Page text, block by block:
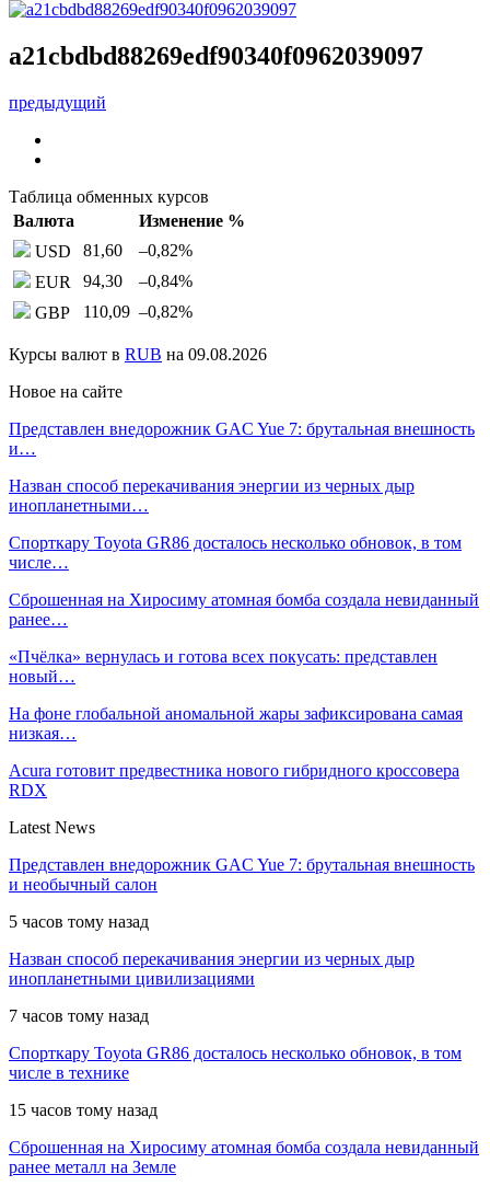
a21cbdbd88269edf90340f0962039097
предыдущий
Таблица обменных курсов
Валюта
Изменение %
USD
81,60 –0,82%
EUR
94,30 –0,84%
GBP
110,09 –0,82%
Курсы валют в RUB на 09.08.2026
Новое на сайте
Представлен внедорожник GAC Yue 7: брутальная внешность
и…
Назван способ перекачивания энергии из черных дыр
инопланетными…
Спорткару Toyota GR86 досталось несколько обновок, в том
числе…
Сброшенная на Хиросиму атомная бомба создала невиданный
ранее…
«Пчёлка» вернулась и готова всех покусать: представлен
новый…
На фоне глобальной аномальной жары зафиксирована самая
низкая…
Acura готовит предвестника нового гибридного кроссовера
RDX
Latest News
Представлен внедорожник GAC Yue 7: брутальная внешность
и необычный салон
5 часов тому назад
Назван способ перекачивания энергии из черных дыр
инопланетными цивилизациями
7 часов тому назад
Спорткару Toyota GR86 досталось несколько обновок, в том
числе в технике
15 часов тому назад
Сброшенная на Хиросиму атомная бомба создала невиданный
ранее металл на Земле